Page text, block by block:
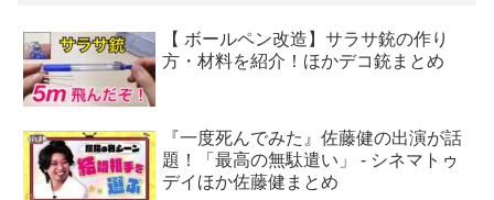
【 ボールペン改造】サラサ銃の作り
方・材料を紹介！ほかデコ銃まとめ
『一度死んでみた』佐藤健の出演が話
題！「最高の無駄遣い」 - シネマトゥ
デイほか佐藤健まとめ